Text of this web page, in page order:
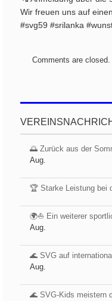
Wir freuen uns auf
#svg59 #srilanka
Comments are closed.
🌅 Zurück aus der
Aug.
🏆 Starke Leistung bei
🌍⛵ Ein weiterer
Aug.
🌊 SVG auf
Aug.
🌊 SVG-Kids meistern